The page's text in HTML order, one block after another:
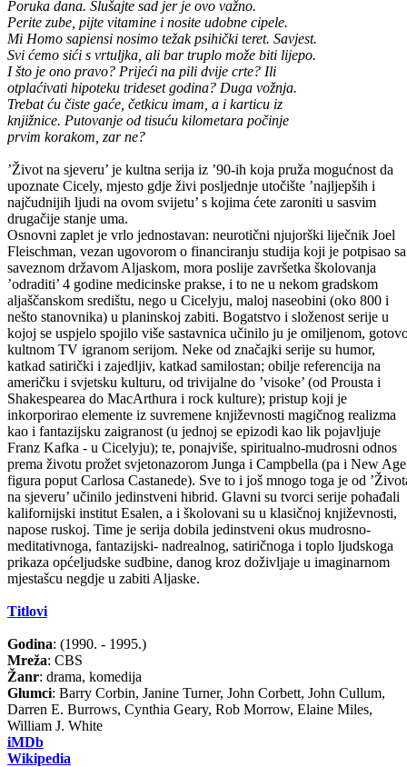
Poruka dana. Slušajte sad jer je ovo važno.
Perite zube, pijte vitamine i nosite udobne cipele.
Mi Homo sapiensi nosimo težak psihički teret. Savjest.
Svi ćemo sići s vrtuljka, ali bar truplo može biti lijepo.
I što je ono pravo? Prijeći na pili dvije crte? Ili
otplaćivati hipoteku trideset godina? Duga vožnja.
Trebat ću čiste gaće, četkicu imam, a i karticu iz
knjižnice. Putovanje od tisuću kilometara počinje
prvim korakom, zar ne?
’Život na sjeveru’ je kultna serija iz ’90-ih koja pruža mogućnost da
upoznate Cicely, mjesto gdje živi posljednje utočište ’najljepših i
najčudnijih ljudi na ovom svijetu’ s kojima ćete zaroniti u sasvim
drugačije stanje uma.
Osnovni zaplet je vrlo jednostavan: neurotični njujorški liječnik Joel
Fleischman, vezan ugovorom o financiranju studija koji je potpisao sa
saveznom državom Aljaskom, mora poslije završetka školovanja
’odraditi’ 4 godine medicinske prakse, i to ne u nekom gradskom
aljaščanskom središtu, nego u Cicelyju, maloj naseobini (oko 800 i
nešto stanovnika) u planinskoj zabiti. Bogatstvo i složenost serije u
kojoj se uspjelo spojilo više sastavnica učinilo ju je omiljenom,
kultnom TV igranom serijom. Neke od značajki serije su humor,
katkad satirički i zajedljiv, katkad samilostan; obilje referencija na
američku i svjetsku kulturu, od trivijalne do ’visoke’ (od Prousta i
Shakespearea do MacArthura i rock kulture); pristup koji je
inkorporirao elemente iz suvremene književnosti magičnog realizma
kao i fantazijsku zaigranost (u jednoj se epizodi kao lik pojavljuje
Franz Kafka - u Cicelyju); te, ponajviše, spiritualno-mudrosni odnos
prema životu prožet svjetonazorom Junga i Campbella (pa i New Age
figura poput Carlosa Castanede). Sve to i još mnogo toga je od
na sjeveru’ učinilo jedinstveni hibrid. Glavni su tvorci serije pohađali
kalifornijski institut Esalen, a i školovani su u klasičnoj književnosti,
napose ruskoj. Time je serija dobila jedinstveni okus mudrosno-
meditativnoga, fantazijski- nadrealnog, satiričnoga i toplo ljudskoga
prikaza općeljudske sudbine, danog kroz doživljaje u imaginarnom
mjestašcu negdje u zabiti Aljaske.
Titlovi
Godina: (1990. - 1995.)
Mreža: CBS
Žanr: drama, komedija
Glumci: Barry Corbin, Janine Turner, John Corbett, John Cullum,
Darren E. Burrows, Cynthia Geary, Rob Morrow, Elaine Miles,
William J. White
iMDb
Wikipedia